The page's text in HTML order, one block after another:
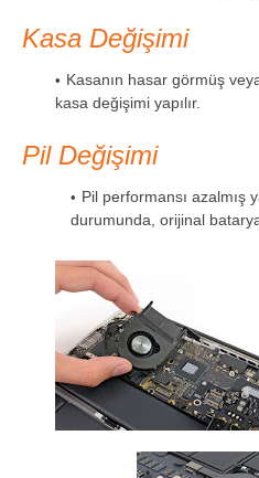
Kasa Değişimi
Kasanın hasar görmüş
kasa değişimi yapılır.
Pil Değişimi
Pil performansı azalmış
durumunda, orijinal